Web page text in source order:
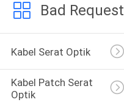
Bad Request
Kabel Serat Optik
Kabel Patch Serat
Optik